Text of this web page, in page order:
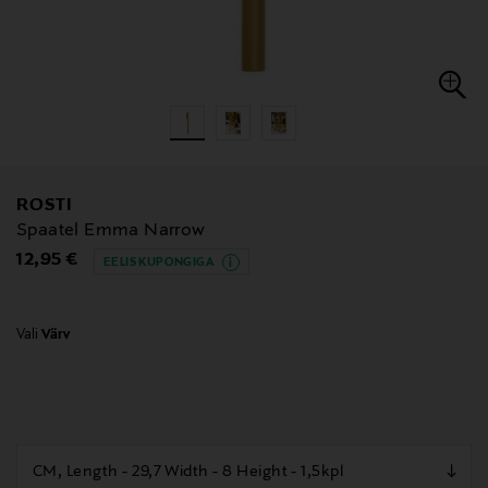
ROSTI
Spaatel Emma Narrow
Original Price
12,95 € EELIS KUPONGIGA
Vali Värv